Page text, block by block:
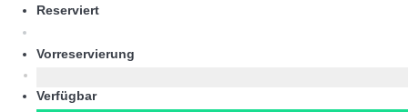
Reserviert
Vorreservierung
Verfügbar